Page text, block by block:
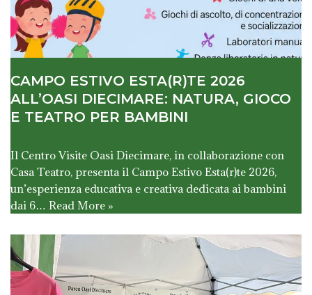
CAMPO ESTIVO ESTA(R)TE 2026
ALL’OASI DIECIMARE: NATURA, GIOCO
E TEATRO PER BAMBINI
Il Centro Visite Oasi Diecimare, in collaborazione con
Casa Teatro, presenta il Campo Estivo Esta(r)te 2026,
un’esperienza educativa e creativa dedicata ai bambini
dai 6… Read More »